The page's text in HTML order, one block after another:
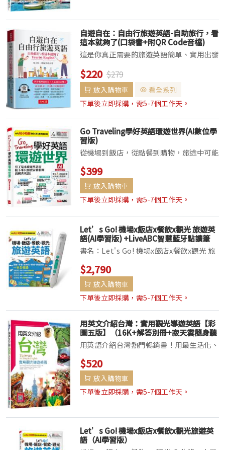
自遊自在：自由行旅遊英語-自助旅行，看
這本就夠了(口袋書+附QR Code音檔)
這是你真正需要的旅遊英語簡單、實用出發
旅遊也不怕用簡單英文去旅行世界哪裡最好
玩？人氣城市在哪？說走就走，出國去大開
眼界!◆世界10大城市在哪？世界最好玩的
$220 $279
放入購物車
看全系列
下單後立即採購，需5-7個工作天。
Go Traveling學好英語環遊世界(AI數位學
習版)
從機場到飯店，從點餐到購物，旅途中可能
用到的英語都在這一本〜旅人詞彙心智圖＋
實用句＋會話＋旅遊資訊依旅遊場景打造，
讓你出國時，英語會聽、會說、能溝通！本
書共8大旅遊主題、47個情境單元，涵蓋旅
$399
放入購物車
下單後立即採購，需5-7個工作天。
Let’s Go! 機場x飯店x餐飲x觀光 旅遊英
語(AI學習版) +LiveABC智慧藍牙點讀筆
16G
書名：Let's Go! 機場x飯店x餐飲x觀光 旅
遊英語(AI學習版)定價：320元本書以「觀
光餐旅」英語為核心，內容依照旅程的順序
編排，從出發前的「行程規劃」、「機票訂
購」與「行前準備」，到「機場...
$2,790
放入購物車
下單後立即採購，需5-7個工作天。
用英文介紹台灣：實用觀光導遊英語【彩
圖五版】（16K+解答別冊+寂天雲隨身聽
APP）
用英語介紹台灣熱門暢銷書！用最生活化、
最自然的英文，輕鬆向世界介紹台灣的魅
力！想用最簡單又實用的英文介紹台灣嗎？
想知道該如何自然地向外國朋友分享台灣的
人文風景、美食文化與特色節慶嗎？本書以
$520
放入購物車
下單後立即採購，需5-7個工作天。
Let’s Go! 機場x飯店x餐飲x觀光旅遊英
語（AI學習版）